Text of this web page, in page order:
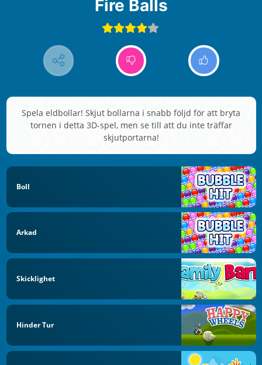
Fire Balls
Spela eldbollar! Skjut bollarna i snabb följd för att bryta
tornen i detta 3D-spel, men se till att du inte träffar
skjutportarna!
Boll
Arkad
Skicklighet
Hinder Tur